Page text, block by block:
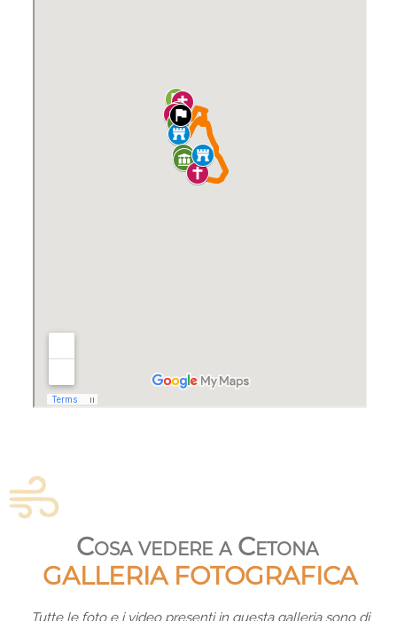
Cosa vedere a Cetona
GALLERIA FOTOGRAFICA
Tutte le foto e i video presenti in questa galleria sono di